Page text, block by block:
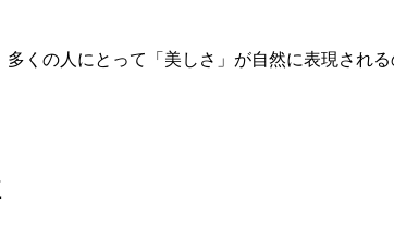
くの人にとって「美しさ」が自然に表現される